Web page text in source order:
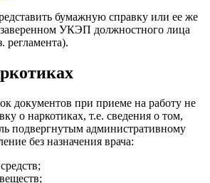
бумажную справку или ее же
УКЭП должностного лица
документов при приеме на работу не
о наркотиках, т.е. сведения о том,
подвергнутым административному
без назначения врача: